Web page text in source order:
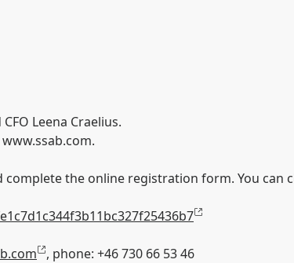
Leena Craelius.
the online registration form. You can
, phone: +46 730 66 53 46